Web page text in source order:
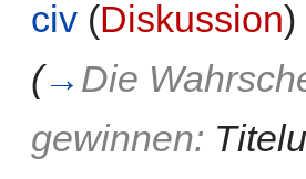
civ (Diskussion)
(→ Die
gewinnen: